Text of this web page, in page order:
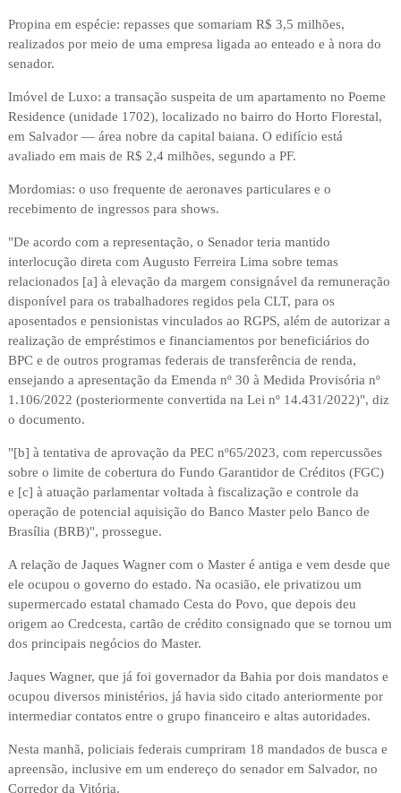
Propina em espécie: repasses que somariam R$ 3,5 milhões,
realizados por meio de uma empresa ligada ao enteado e à nora do
senador.
Imóvel de Luxo: a transação suspeita de um apartamento no Poeme
Residence (unidade 1702), localizado no bairro do Horto Florestal,
em Salvador — área nobre da capital baiana. O edifício está
avaliado em mais de R$ 2,4 milhões, segundo a PF.
Mordomias: o uso frequente de aeronaves particulares e o
recebimento de ingressos para shows.
"De acordo com a representação, o Senador teria mantido
interlocução direta com Augusto Ferreira Lima sobre temas
relacionados [a] à elevação da margem consignável da remuneração
disponível para os trabalhadores regidos pela CLT, para os
aposentados e pensionistas vinculados ao RGPS, além de autorizar a
realização de empréstimos e financiamentos por beneficiários do
BPC e de outros programas federais de transferência de renda,
ensejando a apresentação da Emenda nº 30 à Medida Provisória nº
1.106/2022 (posteriormente convertida na Lei nº 14.431/2022)", diz
o documento.
"[b] à tentativa de aprovação da PEC nº65/2023, com repercussões
sobre o limite de cobertura do Fundo Garantidor de Créditos (FGC)
e [c] à atuação parlamentar voltada à fiscalização e controle da
operação de potencial aquisição do Banco Master pelo Banco de
Brasília (BRB)", prossegue.
A relação de Jaques Wagner com o Master é antiga e vem desde que
ele ocupou o governo do estado. Na ocasião, ele privatizou um
supermercado estatal chamado Cesta do Povo, que depois deu
origem ao Credcesta, cartão de crédito consignado que se tornou um
dos principais negócios do Master.
Jaques Wagner, que já foi governador da Bahia por dois mandatos e
ocupou diversos ministérios, já havia sido citado anteriormente por
intermediar contatos entre o grupo financeiro e altas autoridades.
Nesta manhã, policiais federais cumpriram 18 mandados de busca e
apreensão, inclusive em um endereço do senador em Salvador, no
Corredor da Vitória.